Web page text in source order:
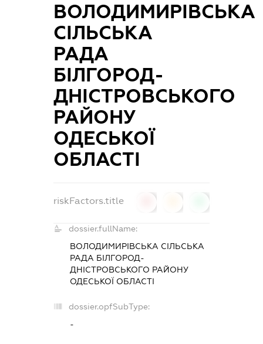
ВОЛОДИМИРІВСЬКА
СІЛЬСЬКА
РАДА
БІЛГОРОД-
ДНІСТРОВСЬКОГО
РАЙОНУ
ОДЕСЬКОЇ
ОБЛАСТІ
riskFactors.title
dossier.fullName:
ВОЛОДИМИРІВСЬКА СІЛЬСЬКА
РАДА БІЛГОРОД-
ДНІСТРОВСЬКОГО РАЙОНУ
ОДЕСЬКОЇ ОБЛАСТІ
dossier.opfSubType:
-